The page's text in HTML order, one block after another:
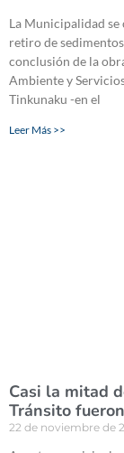
La Municipalidad
retiro de
conclusión de la
Ambiente y
Tinkunaku -en el
Leer Más >>
Casi la mitad
Tránsito
22 de noviembre de